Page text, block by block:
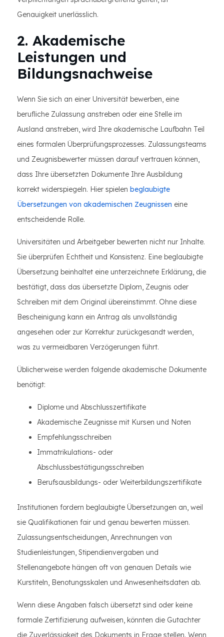
Genauigkeit unerlässlich.
2. Akademische
Leistungen und
Bildungsnachweise
Wenn Sie sich an einer Universität bewerben, eine
berufliche Zulassung anstreben oder eine Stelle im
Ausland anstreben, wird Ihre akademische Laufbahn Teil
eines formalen Überprüfungsprozesses. Zulassungsteams
und Zeugnisbewerter müssen darauf vertrauen können,
dass Ihre übersetzten Dokumente Ihre Ausbildung
korrekt widerspiegeln. Hier spielen beglaubigte
Übersetzungen von akademischen Zeugnissen eine
entscheidende Rolle.
Universitäten und Arbeitgeber bewerten nicht nur Inhalte.
Sie überprüfen Echtheit und Konsistenz. Eine beglaubigte
Übersetzung beinhaltet eine unterzeichnete Erklärung, die
bestätigt, dass das übersetzte Diplom, Zeugnis oder
Schreiben mit dem Original übereinstimmt. Ohne diese
Bescheinigung kann ein Antrag als unvollständig
angesehen oder zur Korrektur zurückgesandt werden,
was zu vermeidbaren Verzögerungen führt.
Üblicherweise werden folgende akademische Dokumente
benötigt:
Diplome und Abschlusszertifikate
Akademische Zeugnisse mit Kursen und Noten
Empfehlungsschreiben
Immatrikulations- oder
Abschlussbestätigungsschreiben
Berufsausbildungs- oder Weiterbildungszertifikate
Institutionen fordern beglaubigte Übersetzungen an, weil
sie Qualifikationen fair und genau bewerten müssen.
Zulassungsentscheidungen, Anrechnungen von
Studienleistungen, Stipendienvergaben und
Stellenangebote hängen oft von genauen Details wie
Kurstiteln, Benotungsskalen und Anwesenheitsdaten ab.
Wenn diese Angaben falsch übersetzt sind oder keine
formale Zertifizierung aufweisen, könnten die Gutachter
die Zuverlässigkeit des Dokuments in Frage stellen. Wenn